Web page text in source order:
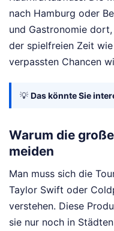
nach Hamburg oder
und Gastronomie
der spielfreien Zeit
verpassten Chancen
💡 Das könnte Sie
Warum die
meiden
Man muss sich die
Taylor Swift oder
verstehen. Diese
sie nur noch in